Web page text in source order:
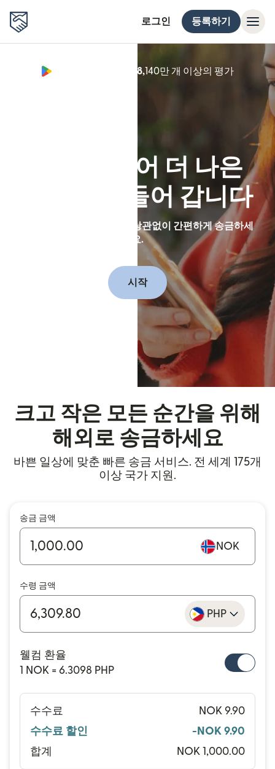
로그인 등록하기
Google Play 별점 4.8,140만 개 이상의 평가
(새 창에
국경을 넘어 더 나은
세상을 만들어 갑니다
Remitly 앱을 통해 거리와 상관없이 간편하게 송금하세
요.
시작
크고 작은 모든 순간을 위해
해외로 송금하세요
바쁜 일상에 맞춘 빠른 송금 서비스. 전 세계 175개
이상 국가 지원.
송금 금액
NOK
수령 금액
PHP
웰컴 환율
1 NOK = 6.3098 PHP
수수료
NOK 9.90
수수료 할인
-NOK 9.90
합계
NOK 1,000.00